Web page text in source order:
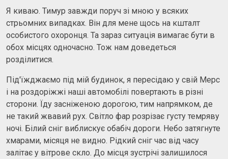
Я киваю. Тимур завжди поруч зі мною у всяких
стрьомних випадках. Він для мене щось на кшталт
особистого охоронця. Та зараз ситуація вимагає бути в
обох місцях одночасно. Тож нам доведеться
розділитися.
Під'їжджаємо під мій будинок, я пересідаю у свій Мерс
і на роздоріжжі наші автомобілі повертають в різні
сторони. Їду засніженою дорогою, тим напрямком, де
не такий жвавий рух. Світло фар розрізає густу темряву
ночі. Білий сніг виблискує обабіч дороги. Небо затягнуте
хмарами, місяця не видно. Рідкий сніг час від часу
залітає у вітрове скло. До місця зустрічі залишилося